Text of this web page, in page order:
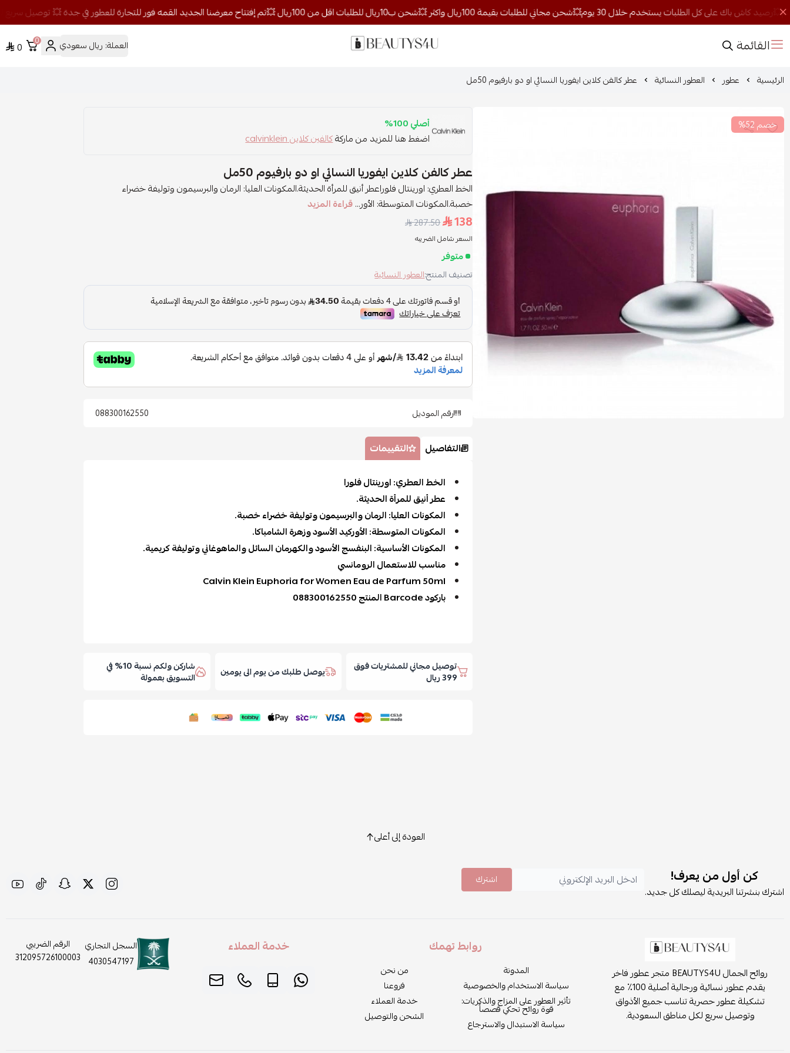
القائمة روائح الجمال العملة: ريال سعودي 0
0
الرئيسية عطور العطور النسائية عطر كالفن كلاين ايفوريا النسائي او دو بارفيوم 50مل
خصم 52%
أصلي 100%
اضغط هنا للمزيد من ماركةكالفين كلاين calvinklein
عطر كالفن كلاين ايفوريا النسائي او دو بارفيوم 50مل
الخط العطري: اورينتال فلوراعطر أنيق للمرأة الحديثة.المكونات العليا: الرمان والبرسيمون وتوليفة خضراء
خصبة.المكونات المتوسطة: الأور...قراءة المزيد
138
287.50
السعر شامل الضريبه
متوفر
تصنيف المنتج:العطور النسائية
رقم الموديل 088300162550
التفاصيل التقييمات
الخط العطري: اورينتال فلورا
عطر أنيق للمرأة الحديثة.
المكونات العليا: الرمان والبرسيمون وتوليفة خضراء خصبة.
المكونات المتوسطة: الأوركيد الأسود وزهرة الشامباكا.
المكونات الأساسية: البنفسج الأسود والكهرمان السائل والماهوغاني وتوليفة كريمية.
مناسب للاستعمال الرومانسي
Calvin Klein Euphoria for Women Eau de Parfum 50ml
باركود Barcode المنتج 088300162550
توصيل مجاني للمشتريات فوق
399 ريال يوصل طلبك من يوم الى يومين شاركن ولكم نسبة 10% في
التسويق بعمولة
العودة إلى أعلى
كن أول من يعرف!
اشترك بنشرتنا البريدية ليصلك كل جديد.
اشترك
روائح الجمال BEAUTYS4U متجر عطور فاخر
يقدم عطور نسائية ورجالية أصلية 100٪ مع
تشكيلة عطور حصرية تناسب جميع الأذواق
وتوصيل سريع لكل مناطق السعودية.
روابط تهمك
المدونة
سياسة الاستخدام والخصوصية
تأثير العطور على المزاج والذكريات:
قوة روائح تحكي قصصاً
سياسة الاستبدال والاسترجاع
من نحن
فروعنا
خدمة العملاء
الشحن والتوصيل
خدمة العملاء
السجل التجاري
4030547197
الرقم الضريبي
312095726100003